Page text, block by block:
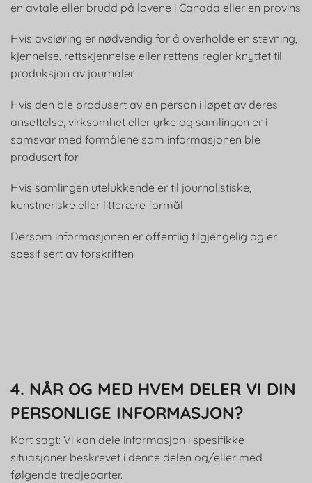
en avtale eller brudd på lovene i Canada eller en provins
Hvis avsløring er nødvendig for å overholde en stevning,
kjennelse, rettskjennelse eller rettens regler knyttet til
produksjon av journaler
Hvis den ble produsert av en person i løpet av deres
ansettelse, virksomhet eller yrke og samlingen er i
samsvar med formålene som informasjonen ble
produsert for
Hvis samlingen utelukkende er til journalistiske,
kunstneriske eller litterære formål
Dersom informasjonen er offentlig tilgjengelig og er
spesifisert av forskriften
4. NÅR OG MED HVEM DELER VI DIN
PERSONLIGE INFORMASJON?
Kort sagt: Vi kan dele informasjon i spesifikke
situasjoner beskrevet i denne delen og/eller med
følgende tredjeparter.